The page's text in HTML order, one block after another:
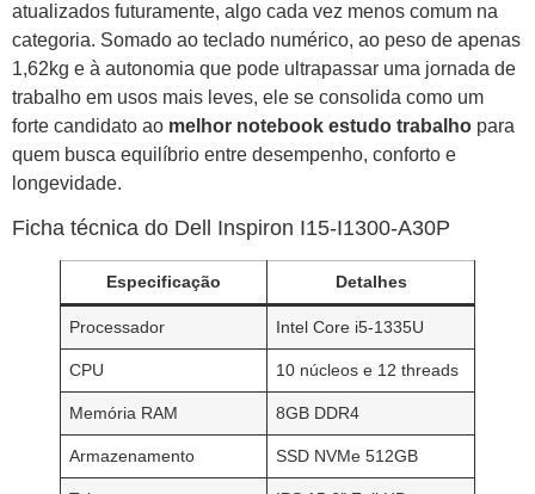
atualizados futuramente, algo cada vez menos comum na
categoria. Somado ao teclado numérico, ao peso de apenas
1,62kg e à autonomia que pode ultrapassar uma jornada de
trabalho em usos mais leves, ele se consolida como um
forte candidato ao melhor notebook estudo trabalho para
quem busca equilíbrio entre desempenho, conforto e
longevidade.
Ficha técnica do Dell Inspiron I15-I1300-A30P
Especificação Detalhes
Processador Intel Core i5-1335U
CPU 10 núcleos e 12 threads
Memória RAM 8GB DDR4
Armazenamento SSD NVMe 512GB